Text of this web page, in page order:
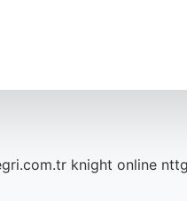
knight online